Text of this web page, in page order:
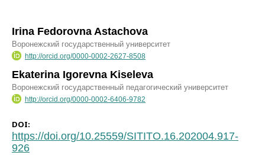
Irina Fedorovna Astachova
Воронежский государственный университет
http://orcid.org/0000-0002-2627-8508
Ekaterina Igorevna Kiseleva
Воронежский государственный педагогический университет
http://orcid.org/0000-0002-6406-9782
DOI:
https://doi.org/10.25559/SITITO.16.202004.917-
926